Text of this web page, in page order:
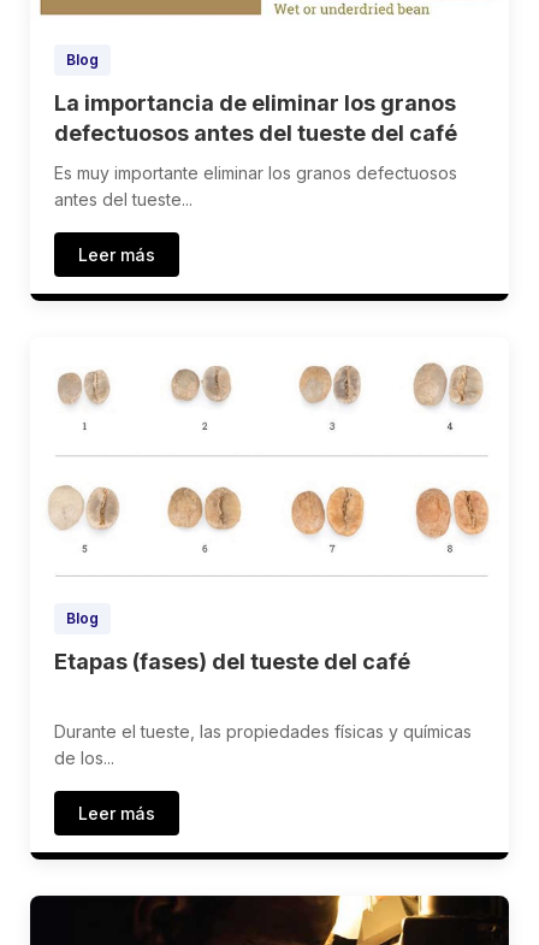
Blog
La importancia de eliminar los granos
defectuosos antes del tueste del café
Es muy importante eliminar los granos defectuosos
antes del tueste...
Leer más
Blog
Etapas (fases) del tueste del café
Durante el tueste, las propiedades físicas y químicas
de los...
Leer más